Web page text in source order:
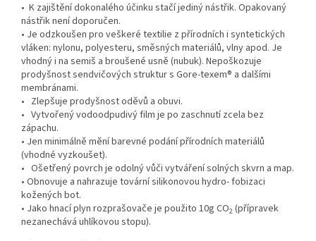
• K zajištění dokonalého účinku stačí jediný nástřik. Opakovaný
nástřik není doporučen.
• Je odzkoušen pro veškeré textilie z přírodních i syntetických
vláken: nylonu, polyesteru, směsných materiálů, vlny apod. Je
vhodný i na semiš a broušené usně (nubuk). Nepoškozuje
prodyšnost sendvičových struktur s Gore-texem® a dalšími
membránami.
• Zlepšuje prodyšnost oděvů a obuvi.
• Vytvořený vodoodpudivý film je po zaschnutí zcela bez
zápachu.
• Jen minimálně mění barevné podání přírodních materiálů
(vhodné vyzkoušet).
• Ošetřený povrch je odolný vůči vytváření solných skvrn a map.
• Obnovuje a nahrazuje tovární silikonovou hydro- fobizaci
kožených bot.
• Jako hnací plyn rozprašovače je použito 10g CO2 (přípravek
nezanechává uhlíkovou stopu).